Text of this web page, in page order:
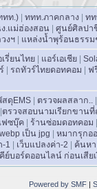
ทท.) | ททท.ภาคกลาง | ท
.แม่ฮ่องสอน | ศูนย์ศิลปา
งฯ | แหล่งน้ำพุร้อนธรร
เรี่ยนไทย | แอร์เอเชีย |
| รถทัวร์ไทยดอทคอม | ฟ
ดุEMS | ตรวจผลสลาก..
|
|ตรวจสอบนามเรียกขานที่
ฟซบุ๊ค | ร้านซ่อมดอทคอม |
เป็น jpg | หมากรุกอ
1 | เว็บแปลงค่า-2 | ค้นห
ย์บอร์ดออนไลน์ ก่อนเสีย
Powered by SMF |